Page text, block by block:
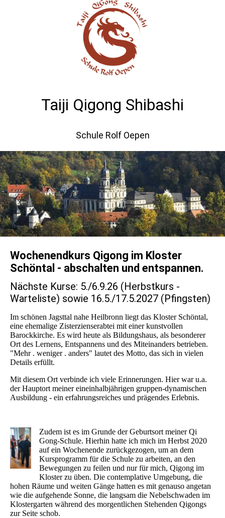
Taiji Qigong Shibashi
Schule Rolf Oepen
Wochenendkurs Qigong im Kloster
Schöntal - abschalten und entspannen.
Nächste Kurse: 5./6.9.26 (Herbstkurs -
Warteliste) sowie 16.5./17.5.2027 (Pfingsten)
Im schönen Jagsttal nahe Heilbronn liegt das Kloster Schöntal,
eine ehemalige Zisterzienserabtei mit einer kunstvollen
Barockkirche. Es wird heute als Bildungshaus, als besonderer
Ort des Lernens, Entspannens und des Miteinanders betrieben.
"Mehr . weniger . anders" lautet des Motto, das sich in vielen
Details erfüllt.
Mit diesem Ort verbinde ich viele Erinnerungen. Hier war u.a.
der Hauptort meiner eineinhalbjährigen gruppen-dynamischen
Ausbildung - ein erfahrungsreiches und prägendes Erlebnis.
Zudem ist es im Grunde der Geburtsort meiner Qi
Gong-Schule. Hierhin hatte ich mich im Herbst 2020
auf ein Wochenende zurückgezogen, um an dem
Kursprogramm für die Schule zu arbeiten, an den
Bewegungen zu feilen und nur für mich, Qigong im
Kloster zu üben. Die contemplative Umgebung, die
hohen Räume und weiten Gänge hatten es mit genauso angetan
wie die aufgehende Sonne, die langsam die Nebelschwaden im
Klostergarten während des morgentlichen Stehenden Qigongs
zur Seite schob.